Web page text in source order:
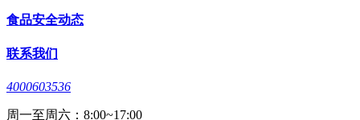
食品安全动态
联系我们
4000603536
周一至周六：8:00~17:00